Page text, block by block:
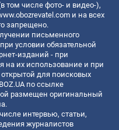
том числе фото- и видео-),
и на всех
запрещено.
письменного
условии обязательной
изданий - при
на их использование и при
для поисковых
по ссылке
размещен оригинальный
интервью, статьи,
журналистов